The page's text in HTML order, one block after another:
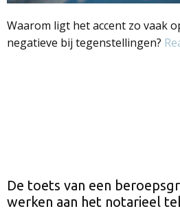
Waarom ligt het accent zo vaak
negatieve bij tegenstellingen?
De toets van een
werken aan het notarieel